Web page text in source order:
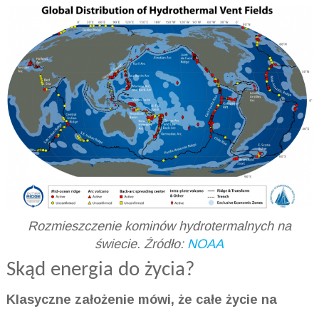
Rozmieszczenie kominów hydrotermalnych na
świecie. Źródło: NOAA
Skąd energia do życia?
Klasyczne założenie mówi, że całe życie na